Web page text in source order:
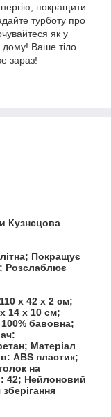
покращити
турботу про
як у
дому! Ваше тіло
зараз!
Кузнєцова
Покращує
Розслаблює
x 42 x 2 см;
14 х 10 см;
бавовна;
Матеріал
ABS пластик;
на
42; Нейлоновий